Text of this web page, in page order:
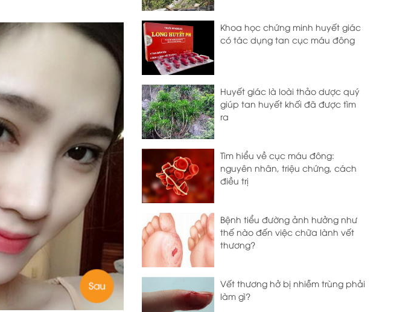
Khoa học chứng minh huyết giác
có tác dụng tan cục máu đông
Huyết giác là loài thảo dược quý
giúp tan huyết khối đã được tìm
ra
Tìm hiểu về cục máu đông:
nguyên nhân, triệu chứng, cách
điều trị
Bệnh tiểu đường ảnh hưởng như
thế nào đến việc chữa lành vết
thương?
Vết thương hở bị nhiễm trùng phải
làm gì?